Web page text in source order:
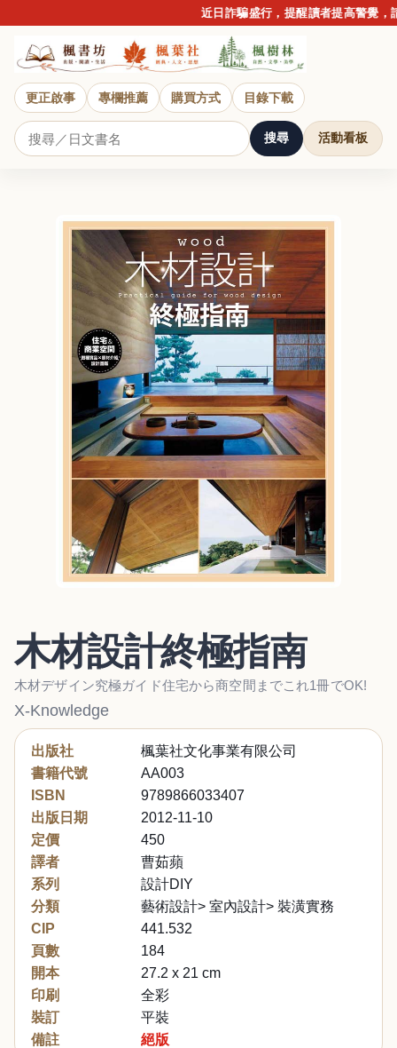
近日詐騙盛行，提醒讀者提高警覺，請
更正啟事 專欄推薦 購買方式 目錄下載
搜尋 活動看板
木材設計終極指南
木材デザイン究極ガイド住宅から商空間までこれ1冊でOK!
X-Knowledge
出版社
楓葉社文化事業有限公司
書籍代號
AA003
ISBN
9789866033407
出版日期
2012-11-10
定價
450
譯者
曹茹蘋
系列
設計DIY
分類
藝術設計> 室內設計> 裝潢實務
CIP
441.532
頁數
184
開本
27.2 x 21 cm
印刷
全彩
裝訂
平裝
備註
絕版